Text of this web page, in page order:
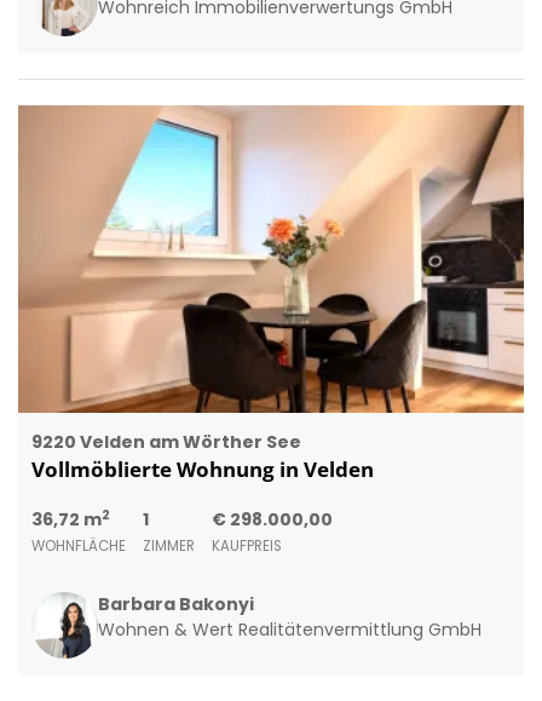
Wohnreich Immobilienverwertungs GmbH
9220 Velden am Wörther See
Vollmöblierte Wohnung in Velden
36,72 m2
WOHNFLÄCHE
1
ZIMMER
€ 298.000,00
KAUFPREIS
Barbara Bakonyi
Wohnen & Wert Realitätenvermittlung GmbH